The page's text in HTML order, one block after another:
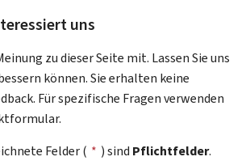
uns
zu dieser Seite mit. Lassen Sie uns
können. Sie erhalten keine
Für spezifische Fragen verwenden
Felder ( * ) sind Pflichtfelder.